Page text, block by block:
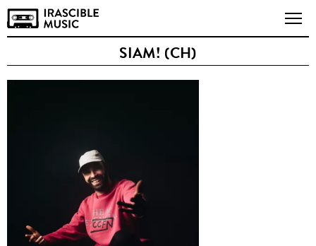
SIAM! (CH)